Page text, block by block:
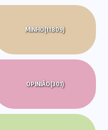
MINHO(11809)
OPINIÃO(301)